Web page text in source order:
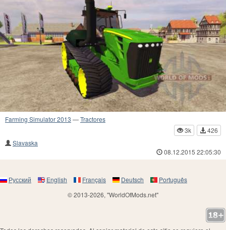
Farming Simulator 2013 —Tractores
3k
426
Slavaska
08.12.2015 22:05:30
Русский English Français Deutsch
Português
© 2013-2026, "WorldOfMods.net"